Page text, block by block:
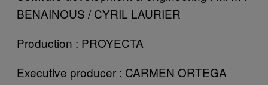
BENAINOUS / CYRIL LAURIER
Production : PROYECTA
Executive producer : CARMEN ORTEGA